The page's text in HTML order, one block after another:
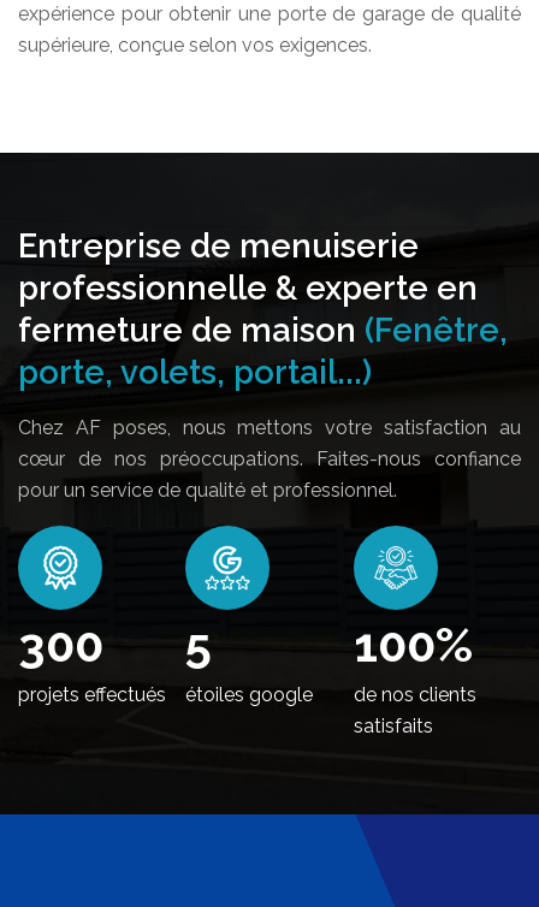
expérience pour obtenir une porte de garage de qualité
supérieure, conçue selon vos exigences.
Entreprise de menuiserie
professionnelle & experte en
fermeture de maison (Fenêtre,
porte, volets, portail...)
Chez AF poses, nous mettons votre satisfaction au
cœur de nos préoccupations. Faites-nous confiance
pour un service de qualité et professionnel.
352
projets effectués
5
étoiles google
100%
de nos clients
satisfaits